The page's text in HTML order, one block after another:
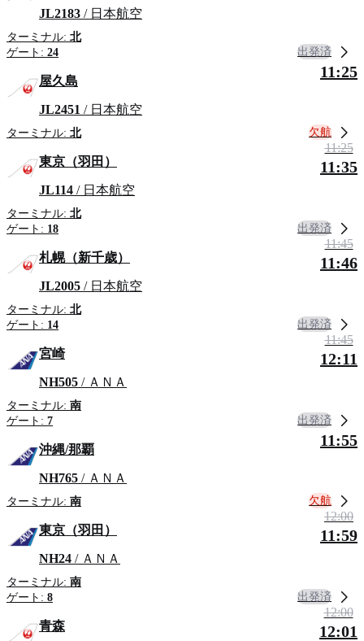
JL2183 / 日本航空
ターミナル: 北
ゲート: 24 出発済
屋久島
JL2451 / 日本航空
ターミナル: 北
11:25
欠航
東京（羽田）
JL114 / 日本航空
ターミナル: 北
ゲート: 18
11:25
11:35
出発済
札幌（新千歳）
JL2005 / 日本航空
ターミナル: 北
ゲート: 14
11:45
11:46
出発済
宮崎
NH505 / ＡＮＡ
ターミナル: 南
ゲート: 7
11:45
12:11
出発済
沖縄/那覇
NH765 / ＡＮＡ
ターミナル: 南
11:55
欠航
東京（羽田）
NH24 / ＡＮＡ
ターミナル: 南
ゲート: 8
12:00
11:59
出発済
青森
12:00
12:01